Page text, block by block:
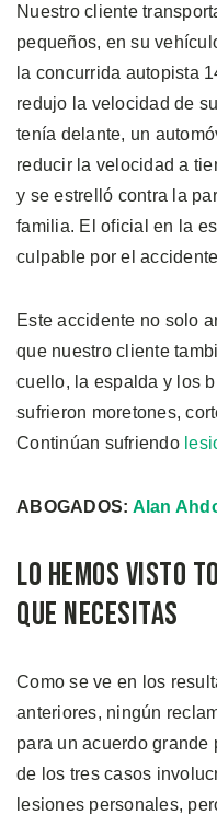
Nuestro cliente
pequeños, en su
la concurrida autopista
redujo la velocidad de
tenía delante, un
reducir la velocidad a
y se estrelló contra la
familia. El oficial en la
culpable por el
Este accidente no solo
que nuestro cliente
cuello, la espalda y los
sufrieron moretones,
Continúan sufriendo
ABOGADOS: Alan
LO HEMOS VISTO
QUE NECESITAS
Como se ve en los
anteriores, ningún
para un acuerdo grande
de los tres casos
lesiones personales,